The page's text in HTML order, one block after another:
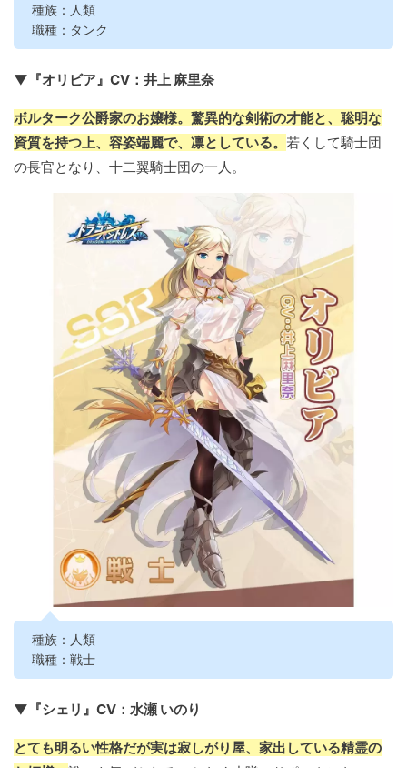
種族：人類
職種：タンク
▼『オリビア』CV：井上 麻里奈
ボルターク公爵家のお嬢様。驚異的な剣術の才能と、聡明な
資質を持つ上、容姿端麗で、凛としている。 若くして騎士団
の長官となり、十二翼騎士団の一人。
種族：人類
職種：戦士
▼『シェリ』CV：水瀬 いのり
とても明るい性格だが実は寂しがり屋、家出している精霊の